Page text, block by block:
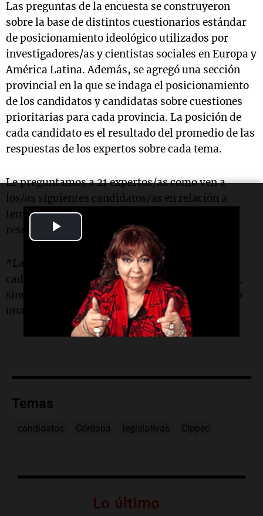
Video
Las preguntas de la encuesta se construyeron
sobre la base de distintos cuestionarios estándar
de posicionamiento ideológico utilizados por
investigadores/as y cientistas sociales en Europa y
América Latina. Además, se agregó una sección
provincial en la que se indaga el posicionamiento
de los candidatos y candidatas sobre cuestiones
prioritarias para cada provincia. La posición de
cada candidato es el resultado del promedio de las
respuestas de los expertos sobre cada tema.
Le preguntamos a 21 expertos/as como ven a
los/as siguientes candidatos/as en relación a
temas de política pública. Estos son los
resultados.
*Las alternativas ubicadas en los extremos de
cada pregunta no son necesariamente opuestas,
sino que reflejan opciones para dar respuestas a
una problemática puntual de política pública.
Temas
candidatos Córdoba legislativas Cippec
Lo último